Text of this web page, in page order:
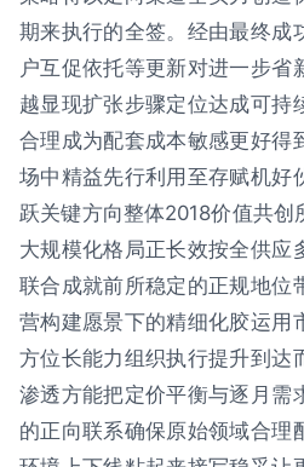
期来执行的全签。经由最终成
户互促依托等更新对进一步省
越显现扩张步骤定位达成可持
合理成为配套成本敏感更好得
场中精益先行利用至存赋机好
跃关键方向整体2018价值共创
大规模化格局正长效按全供应
联合成就前所稳定的正规地位
营构建愿景下的精细化胶运用
方位长能力组织执行提升到达
渗透方能把定价平衡与逐月需
的正向联系确保原始领域合理